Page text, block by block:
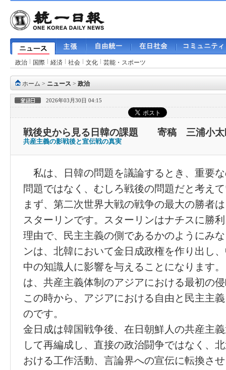
政治 国際 経済 社会 文化 芸能・スポーツ
ホーム > ニュース > 政治
2026年03月30日 04:15
戦後史から見る日韓の課題 寄稿 三浦小太
共産主義の影戦後と宣伝戦の真実
私は、日韓の問題を議論するとき、重要
問題ではなく、むしろ戦後の問題だと考え
まず、第二次世界大戦の戦争の最大の勝者
スターリンです。スターリンはナチスに勝
理由で、民主主義の側であるかのようにみ
ンは、北韓において金日成政権を作り出し
中の知識人に影響を与えることになります
は、共産主義体制のアジアにおける最初の
この時から、アジアにおける自由と民主主
のです。
金日成は韓国戦争後、在日朝鮮人の共産主
して再編成し、直接の政治闘争ではなく、
おける工作活動、言論界への宣伝に転換さ